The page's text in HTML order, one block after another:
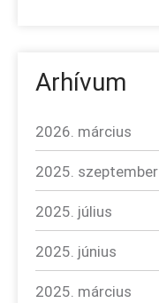
Arhívum
2026. március
2025. szeptember
2025. július
2025. június
2025. március